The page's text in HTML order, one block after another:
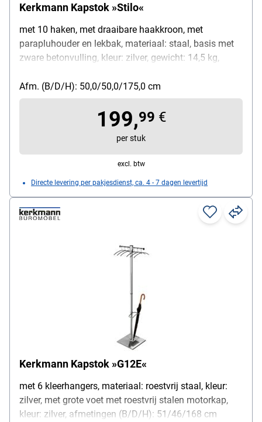
Kerkmann Kapstok »Stilo«
met 10 haken, met draaibare haakkroon, met
parapluhouder en lekbak, materiaal: staal, basis met
zware betonvulling, kleur: zilver, gewicht: 14,5 kg,
Afm. (B/D/H): 50,0/50,0/175,0 cm
199,99 €
per stuk
excl. btw
Directe levering per pakjesdienst, ca. 4 - 7 dagen levertijd
Kerkmann Kapstok »G12E«
met 6 kleerhangers, materiaal: roestvrij staal, kleur:
zilver, met grote voet met roestvrij stalen motorkap,
kleur: zilver, afmetingen (B/D/H): 51/46/168 cm